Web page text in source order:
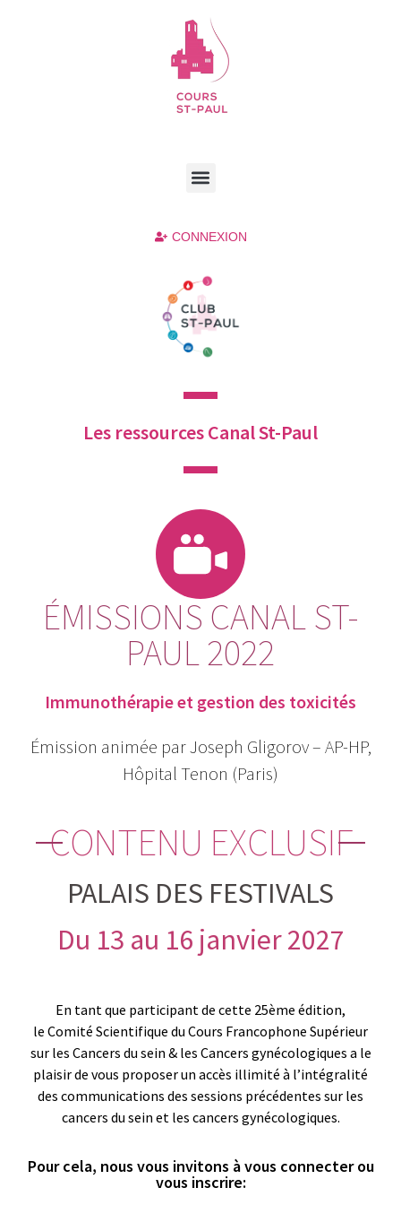
CONNEXION
Les ressources Canal St-Paul
ÉMISSIONS CANAL ST-
PAUL 2022
Immunothérapie et gestion des toxicités
Émission animée par Joseph Gligorov – AP-HP,
Hôpital Tenon (Paris)
CONTENU EXCLUSIF
PALAIS DES FESTIVALS
Du 13 au 16 janvier 2027
En tant que participant de cette 25ème édition,
le Comité Scientifique du Cours Francophone Supérieur
sur les Cancers du sein & les Cancers gynécologiques a le
plaisir de vous proposer un accès illimité à l’intégralité
des communications des sessions précédentes sur les
cancers du sein et les cancers gynécologiques.
Pour cela, nous vous invitons à vous connecter ou
vous inscrire: